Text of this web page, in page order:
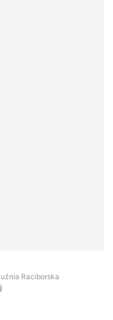
Raciborska